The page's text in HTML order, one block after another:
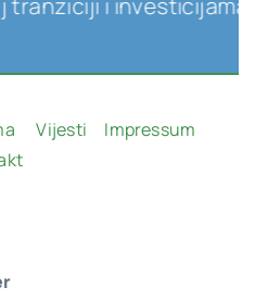
Vijesti
Impressum